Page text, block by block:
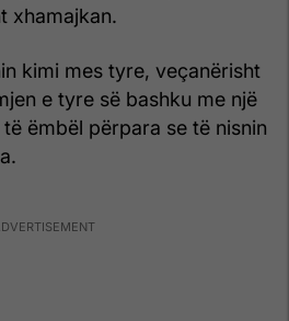
xhamajkan.
kimi mes tyre, veçanërisht
e tyre së bashku me një
ëmbël përpara se të nisnin